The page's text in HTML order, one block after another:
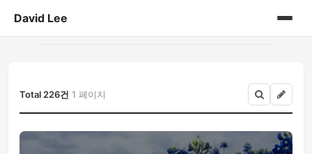
David Lee
게시판
Total 226건 1 페이지